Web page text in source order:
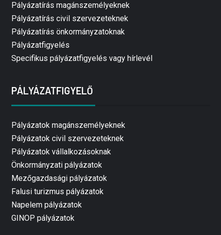
Pályázatírás magánszemélyeknek
Pályázatírás civil szervezeteknek
Pályázatírás önkormányzatoknak
Pályázatfigyelés
Specifikus pályázatfigyelés vagy hírlevél
PÁLYÁZATFIGYELŐ
Pályázatok magánszemélyeknek
Pályázatok civil szervezeteknek
Pályázatok vállalkozásoknak
Önkormányzati pályázatok
Mezőgazdasági pályázatok
Falusi turizmus pályázatok
Napelem pályázatok
GINOP pályázatok